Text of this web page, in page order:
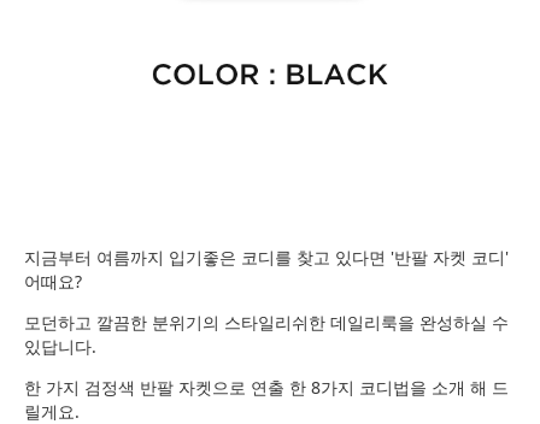
지금부터 여름까지 입기좋은 코디를 찾고 있다면 '반팔 자켓 코디'
어때요?
모던하고 깔끔한 분위기의 스타일리쉬한 데일리룩을 완성하실 수
있답니다.
한 가지 검정색 반팔 자켓으로 연출 한 8가지 코디법을 소개 해 드
릴게요.